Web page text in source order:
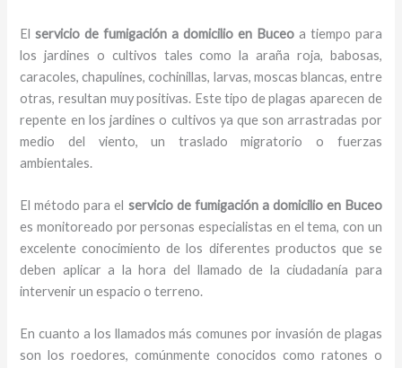
Elservicio de fumigación a domicilio en Buceoa tiempo para
los jardines o cultivos tales como la araña roja, babosas,
caracoles, chapulines, cochinillas, larvas, moscas blancas, entre
otras, resultan muy positivas. Este tipo de plagas aparecen de
repente en los jardines o cultivos ya que son arrastradas por
medio del viento, un traslado migratorio o fuerzas
ambientales.
El método para el servicio de fumigación a domicilio en Buceo
es monitoreado por personas especialistas en el tema, con un
excelente conocimiento de los diferentes productos que se
deben aplicar a la hora del llamado de la ciudadanía para
intervenir un espacio o terreno.
En cuanto a los llamados más comunes por invasión de plagas
son los roedores, comúnmente conocidos como ratones o